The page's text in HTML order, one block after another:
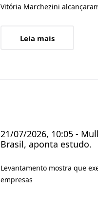
Vitória Marchezini
Leia mais
21/07/2026, 10:05 -
Brasil, aponta estudo.
Levantamento mostra que
empresas